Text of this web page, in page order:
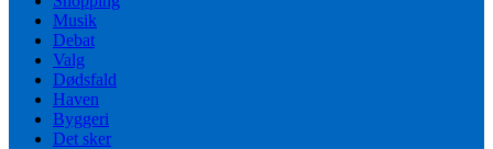
Musik
Debat
Valg
Dødsfald
Haven
Byggeri
Det sker